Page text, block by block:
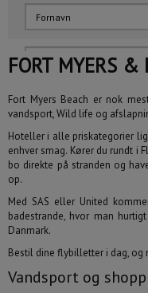
Sæt mindst ét flueben
Fly
Billeje
FORT MYERS &
Fort Myers Beach er nok
vandsport, Wild life og
Hoteller i alle priskategorier
enhver smag. Kører du rundt i
bo direkte på stranden og
op.
Med SAS eller United
badestrande, hvor man
Danmark.
Bestil dine flybilletter i dag, og
Vandsport og